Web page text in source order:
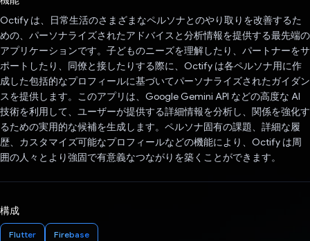
Octify は、日常生活のさまざまなペルソナとのやり取りを改善するた
めの、パーソナライズされたアドバイスと分析情報を提供する最先端の
アプリケーションです。子どものニーズを理解したり、パートナーをサ
ポートしたり、同僚と接したりする際に、Octify は各ペルソナ用に作
成した包括的なプロフィールに基づいてパーソナライズされたガイダン
スを提供します。このアプリは、Google Gemini API などの高度な AI
技術を利用して、ユーザーが提供する詳細情報を分析し、関係を強化す
るための実用的な候補を生成します。ペルソナ固有の課題、詳細な履
歴、カスタマイズ可能なプロフィールなどの機能により、Octify は周
囲の人々とより強固で有意義なつながりを築くことができます。
構成
Flutter Firebase